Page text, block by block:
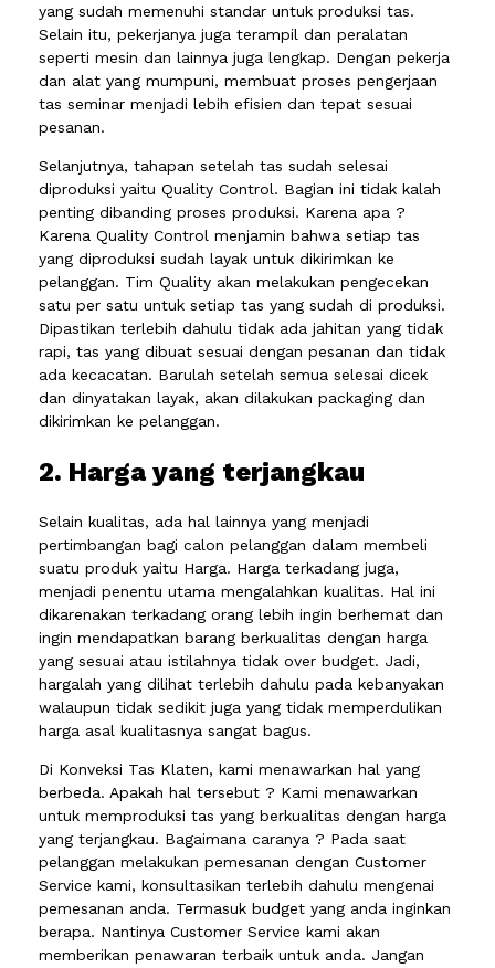
yang sudah memenuhi standar untuk produksi tas.
Selain itu, pekerjanya juga terampil dan peralatan
seperti mesin dan lainnya juga lengkap. Dengan pekerja
dan alat yang mumpuni, membuat proses pengerjaan
tas seminar menjadi lebih efisien dan tepat sesuai
pesanan.
Selanjutnya, tahapan setelah tas sudah selesai
diproduksi yaitu Quality Control. Bagian ini tidak kalah
penting dibanding proses produksi. Karena apa ?
Karena Quality Control menjamin bahwa setiap tas
yang diproduksi sudah layak untuk dikirimkan ke
pelanggan. Tim Quality akan melakukan pengecekan
satu per satu untuk setiap tas yang sudah di produksi.
Dipastikan terlebih dahulu tidak ada jahitan yang tidak
rapi, tas yang dibuat sesuai dengan pesanan dan tidak
ada kecacatan. Barulah setelah semua selesai dicek
dan dinyatakan layak, akan dilakukan packaging dan
dikirimkan ke pelanggan.
2. Harga yang terjangkau
Selain kualitas, ada hal lainnya yang menjadi
pertimbangan bagi calon pelanggan dalam membeli
suatu produk yaitu Harga. Harga terkadang juga,
menjadi penentu utama mengalahkan kualitas. Hal ini
dikarenakan terkadang orang lebih ingin berhemat dan
ingin mendapatkan barang berkualitas dengan harga
yang sesuai atau istilahnya tidak over budget. Jadi,
hargalah yang dilihat terlebih dahulu pada kebanyakan
walaupun tidak sedikit juga yang tidak memperdulikan
harga asal kualitasnya sangat bagus.
Di Konveksi Tas Klaten, kami menawarkan hal yang
berbeda. Apakah hal tersebut ? Kami menawarkan
untuk memproduksi tas yang berkualitas dengan harga
yang terjangkau. Bagaimana caranya ? Pada saat
pelanggan melakukan pemesanan dengan Customer
Service kami, konsultasikan terlebih dahulu mengenai
pemesanan anda. Termasuk budget yang anda inginkan
berapa. Nantinya Customer Service kami akan
memberikan penawaran terbaik untuk anda. Jangan